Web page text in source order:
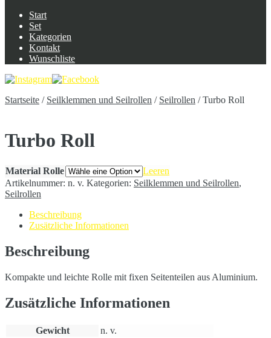
Start
Set
Kategorien
Kontakt
Wunschliste
Startseite / Seilklemmen und Seilrollen / Seilrollen /Turbo Roll
Turbo Roll
Material Rolle
Leeren
Artikelnummer: n. v. Kategorien: Seilklemmen und Seilrollen,
Seilrollen
Beschreibung
Zusätzliche Informationen
Beschreibung
Kompakte und leichte Rolle mit fixen Seitenteilen aus Aluminium.
Zusätzliche Informationen
Gewicht n. v.